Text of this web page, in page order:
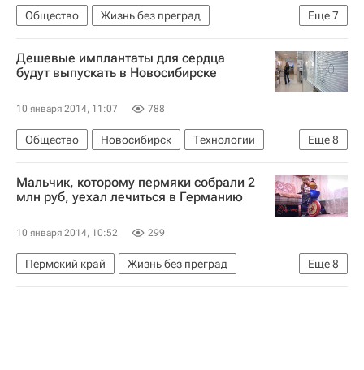
Еще7
Общество
Жизнь без преград
Республика Тыва
Весь мир
Европа
Сибирский ФО
Правительство Тывы
Дешевые имплантаты для сердца
будут выпускать в Новосибирске
10 января 2014, 11:07 788
Еще8
Общество Новосибирск
Технологии
Здоровье - Общество
Жизнь без преград
Новосибирская область
Весь мир
Европа
Мальчик, которому пермяки собрали 2
млн руб, уехал лечиться в Германию
10 января 2014, 10:52 299
Еще8
Пермский край
Жизнь без преград
Чернушка
Германия Весь мир
Европа